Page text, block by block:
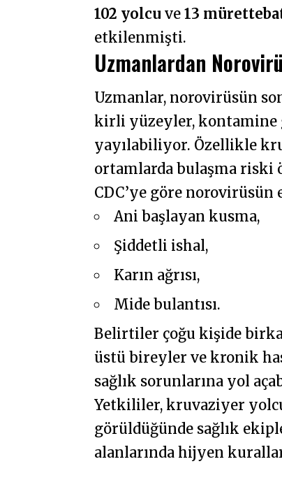
102 yolcu ve13
etkilenmişti.
Uzmanlardan
Uzmanlar, norovirüsün
kirli yüzeyler, kontamine
yayılabiliyor. Özellikle
ortamlarda bulaşma riski
CDC’ye göre
Ani başlayan kusma,
Şiddetli ishal,
Karın ağrısı,
Mide bulantısı.
Belirtiler çoğu kişide
üstü bireyler ve kronik
sağlık sorunlarına yol
Yetkililer, kruvaziyer
görüldüğünde sağlık
alanlarında hijyen